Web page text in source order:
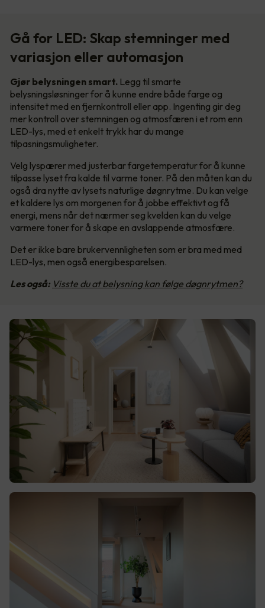
Gå for LED: Skap stemninger med
variasjon eller automasjon
Gjør belysningen smart. Legg til smarte
belysningsløsninger for å kunne endre både farge og
intensitet med en fjernkontroll eller app. Ingenting gir deg
mer kontroll over stemningen og atmosfæren i et rom enn
LED-lys, med et enkelt trykk har du mange
tilpasningsmuligheter.
Velg lyspærer med justerbar fargetemperatur for å kunne
tilpasse lyset fra kalde til varme toner. På den måten kan du
også dra nytte av lysets naturlige døgnrytme. Du kan velge
et kaldere lys om morgenen for å jobbe effektivt og få
energi, mens når det nærmer seg kvelden kan du velge
varmere toner for å skape en avslappende atmosfære.
Det er ikke bare brukervennligheten som er bra med med
LED-lys, men også energibesparelsen.
Les også: Visste du at belysning kan følge døgnrytmen?